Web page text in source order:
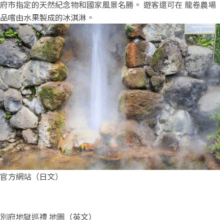
府市指定的天然紀念物和國家風景名勝。 遊客還可在 龍卷農場
品嚐由水果製成的冰淇淋。
官方網站（日文）
別府地獄巡禮 地圖（英文）